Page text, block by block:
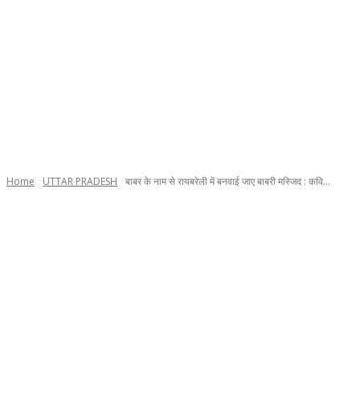
Home UTTAR PRADESH बाबर के नाम से रायबरेली में बनवाई जाए बाबरी मस्जिद : कवि...